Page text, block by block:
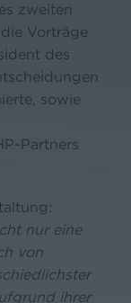
zweiten
Vorträge
des
sowie
Partners
nur eine
von
ihrer